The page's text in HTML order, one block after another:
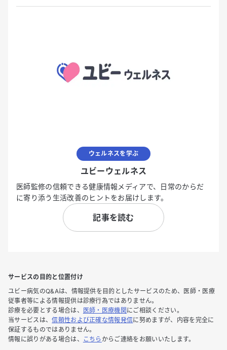
ウェルネスを学ぶ
ユビーウェルネス
医師監修の信頼できる健康情報メディアで、日常のからだ
に寄り添う生活改善のヒントをお届けします。
記事を読む
サービスの目的と位置付け
ユビー病気のQ&Aは、情報提供を目的としたサービスのため、医師・医療
従事者等による情報提供は診療行為ではありません。
診療を必要とする場合は、
医師・医療機関 にご相談ください。
当サービスは、信頼性および正確な情報発信に努めますが、内容を完全に
保証するものではありません。
情報に誤りがある場合は、
こちら からご連絡をお願いいたします。